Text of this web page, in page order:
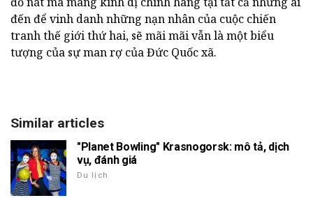
đến để vinh danh những nạn nhân của cuộc chiến
tranh thế giới thứ hai, sẽ mãi mãi vẫn là một biểu
tượng của sự man rợ của Đức Quốc xã.
Similar articles
"Planet Bowling" Krasnogorsk: mô tả, dịch
vụ, đánh giá
Du lịch